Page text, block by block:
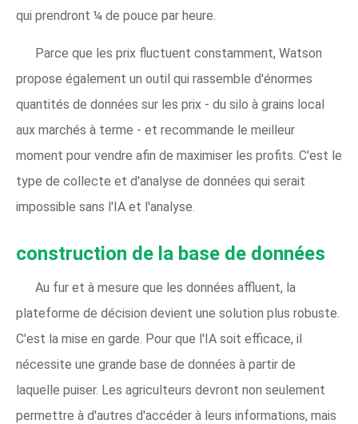
qui prendront ¼ de pouce par heure.
Parce que les prix fluctuent constamment, Watson
propose également un outil qui rassemble d'énormes
quantités de données sur les prix - du silo à grains local
aux marchés à terme - et recommande le meilleur
moment pour vendre afin de maximiser les profits. C'est le
type de collecte et d'analyse de données qui serait
impossible sans l'IA et l'analyse.
construction de la base de données
Au fur et à mesure que les données affluent, la
plateforme de décision devient une solution plus robuste.
C'est la mise en garde. Pour que l'IA soit efficace, il
nécessite une grande base de données à partir de
laquelle puiser. Les agriculteurs devront non seulement
permettre à d'autres d'accéder à leurs informations, mais